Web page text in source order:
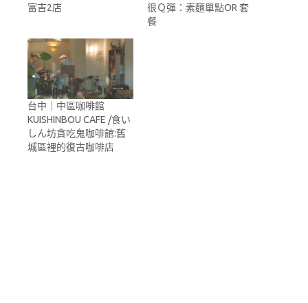
富吉2店
很Ｑ彈：素麵單點OR 套
餐
台中｜中區咖啡館
KUISHINBOU CAFE /食い
しん坊貪吃鬼咖啡館:舊
城區裡的復古咖啡店